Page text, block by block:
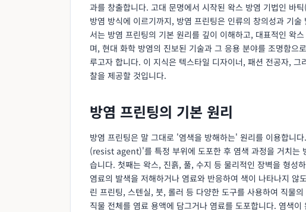
과를 창출합니다. 고대 문명에서 시작된 왁스 방염 기법인 바
방염 방식에 이르기까지, 방염 프린팅은 인류의 창의성과 기
서는 방염 프린팅의 기본 원리를 깊이 이해하고, 대표적인 왁
며, 현대 화학 방염의 진보된 기술과 그 응용 분야를 조명함으
루고자 합니다. 이 지식은 텍스타일 디자이너, 패션 전공자,
찰을 제공할 것입니다.
방염 프린팅의 기본 원리
방염 프린팅은 말 그대로 '염색을 방해하는' 원리를 이용합니
(resist agent)'를 특정 부위에 도포한 후 염색 과정을 거치는
습니다. 첫째는 왁스, 진흙, 풀, 수지 등 물리적인 장벽을 형성
염료의 발색을 저해하거나 염료와 반응하여 색이 나타나지 않
린 프린팅, 스텐실, 붓, 롤러 등 다양한 도구를 사용하여 직물
직물 전체를 염료 용액에 담그거나 염료를 도포합니다. 염색